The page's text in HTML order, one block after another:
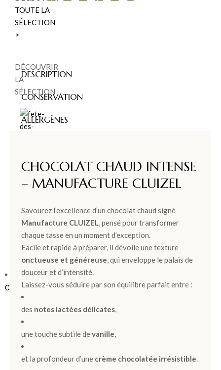
TOUTE LA
SÉLECTION
>
DÉCOUVRIR
LA
SÉLECTION
FÊT
E
PÈR
ES >
BOÎTES &
COFFRETS
Box
DESCRIPTION
CONSERVATION
ALLERGÈNES
CHOCOLAT CHAUD INTENSE
– MANUFACTURE CLUIZEL
Savourez l’excellence d’un chocolat chaud signé
Manufacture CLUIZEL, pensé pour transformer
chaque tasse en un moment d’exception.
Facile et rapide à préparer, il dévoile une texture
onctueuse et généreuse, qui enveloppe le palais de
douceur et d’intensité.
Laissez-vous séduire par son équilibre parfait entre :
des notes lactées délicates,
une touche subtile devanille,
et la profondeur d’une crème chocolatée irrésistible.